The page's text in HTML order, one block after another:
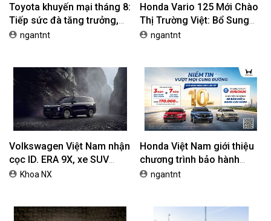
Toyota khuyến mại tháng 8:
Tiếp sức đà tăng trưởng,
tối ưu chi phí mua xe
ngantnt
Honda Vario 125 Mới Chào
Thị Trường Việt: Bổ Sung
Phiên Bản Street, Giá Từ
ngantnt
Volkswagen Việt Nam nhận
cọc ID. ERA 9X, xe SUV
EREV dự kiến giá dưới 3 tỷ
Khoa NX
Honda Việt Nam giới thiệu
chương trình bảo hành
chính hãng lên tới 10 năm
ngantnt